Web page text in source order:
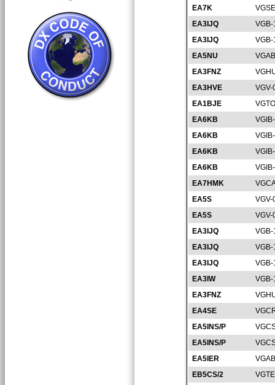
EA7K
EA3IJQ
EA3IJQ
EA5NU
EA3FNZ
EA3HVE
VGV-
EA1BJE
EA6KB
EA6KB
EA6KB
EA6KB
EA7HMK
EA5S
VGV-
EA5S
VGV-
EA3IJQ
VGB-
EA3IJQ
VGB-
EA3IJQ
VGB-
EA3IW
EA3FNZ
EA4SE
EA5INS/P
EA5INS/P
EA5IER
EB5CS/2